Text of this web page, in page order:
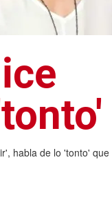
habla de lo 'tonto' que